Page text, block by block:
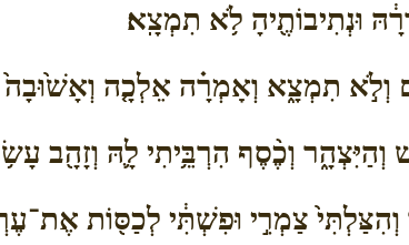
וּנְתִיבוֹתֶ֖יהָ לֹ֥א תִמְצָֽא׃
תִמְצָ֑א וְאָמְרָ֗ה אֵלְכָ֤ה וְאָשׁ֙וּבָה֙
וְהַיִּצְהָ֑ר וְכֶ֨סֶף הִרְבֵּ֥יתִי לָ֛הּ וְזָהָ֖ב
וְהִצַּלְתִּי֙ צַמְרִ֣י וּפִשְׁתִּ֔י לְכַסּ֖וֹת